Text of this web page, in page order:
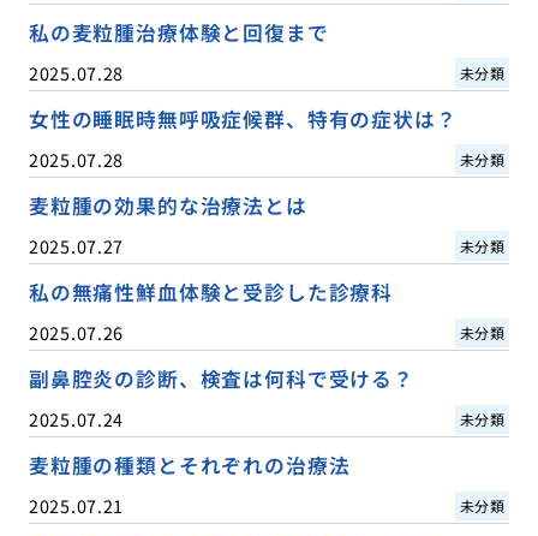
私の麦粒腫治療体験と回復まで
2025.07.28 未分類
女性の睡眠時無呼吸症候群、特有の症状は？
2025.07.28 未分類
麦粒腫の効果的な治療法とは
2025.07.27 未分類
私の無痛性鮮血体験と受診した診療科
2025.07.26 未分類
副鼻腔炎の診断、検査は何科で受ける？
2025.07.24 未分類
麦粒腫の種類とそれぞれの治療法
2025.07.21 未分類